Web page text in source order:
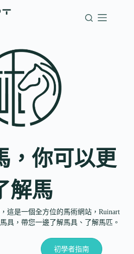
，你可以更
解馬
這是一個全方位的馬術網站，Ruinart
具，帶您一邊了解馬具、了解馬匹。
初學者指南